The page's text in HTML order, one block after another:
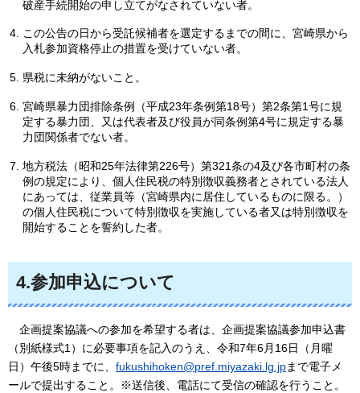
破産手続開始の申し立てがなされていない者。
この公告の日から受託候補者を選定するまでの間に、宮崎県から
入札参加資格停止の措置を受けていない者。
県税に未納がないこと。
宮崎県暴力団排除条例（平成23年条例第18号）第2条第1号に規
定する暴力団、又は代表者及び役員が同条例第4号に規定する暴
力団関係者でない者。
地方税法（昭和25年法律第226号）第321条の4及び各市町村の条
例の規定により、個人住民税の特別徴収義務者とされている法人
にあっては、従業員等（宮崎県内に居住しているものに限る。）
の個人住民税について特別徴収を実施している者又は特別徴収を
開始することを誓約した者。
4.参加申込について
企画提案協議への参加を希望する者は、企画提案協議参加申込書
（別紙様式1）に必要事項を記入のうえ、令和7年6月16日（月曜
日）午後5時までに、 fukushihoken@pref.miyazaki.lg.jpまで電子メ
ールで提出すること。※送信後、電話にて受信の確認を行うこと。